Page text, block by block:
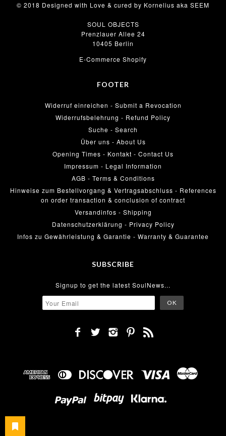
© 2018 Designed with Love & cured by Kornelius aka SEEM
SOUL OBJECTS
Prenzlauer Allee 24
10405 Berlin
E-Commerce Shopify
FOOTER
Widerruf einreichen - Submit a Revocation
Widerrufsbelehrung - Refund Policy
Suche - Search
Über uns - About Us
Opening Times - Kontakt - Contact Us
Impressum - Legal Information
AGB - Terms & Conditions
Hinweise zum Bestellvorgang & Vertragsabschluss - References
on order transaction & conclusion of contract
Versandinfos - Shipping
Datenschutzerklärung - Privacy Policy
Infos zu Gewährleistung & Garantie - Warranty & Guarantee
SUBSCRIBE
Signup to get the latest SoulNews...